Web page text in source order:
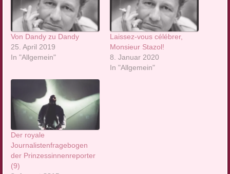
Von Dandy zu Dandy
25. April 2019
In "Allgemein"
Laissez-vous célébrer,
Monsieur Stazol!
8. Januar 2020
In "Allgemein"
Der royale
Journalistenfragebogen
der Prinzessinnenreporter
(9)